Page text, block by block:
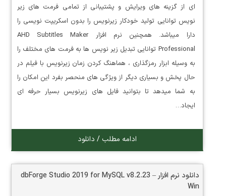
ای از گزینه های ویرایش و پشتیبانی از تمامی فرمت های زیر
نویس توانایی تولید خودکار زیرنویس را بدون اسکریپت نویسی را
دارا میباشد. همچنین نرم افزار AHD Subtitles Maker
Professional توانایی تبدیل زیر نویس ها به فرمت های مختلف را
به وسیله ابزار رمزگذاری ، هماهنگ کردن زمان زیرنویس با فیلم در
حال پخش و بسیاری دیگر از ویژگی های منحصر بفرد این امکان را
به شما میدهد تا بتوانید فایل های زیرنویس بسیار حرفه ای
ایجاد…
ادامه مطلب / دانلود
دانلود نرم افزار dbForge Studio 2019 for MySQL v8.2.23 –
Win